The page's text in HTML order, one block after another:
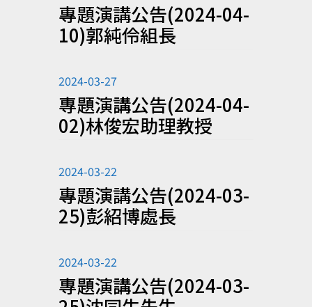
專題演講公告(2024-04-
10)郭純伶組長
2024-03-27
專題演講公告(2024-04-
02)林俊宏助理教授
2024-03-22
專題演講公告(2024-03-
25)彭紹博處長
2024-03-22
專題演講公告(2024-03-